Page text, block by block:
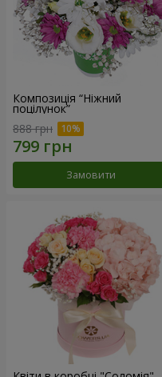
Композиція “Ніжний
поцілунок”
888 грн
Замовити